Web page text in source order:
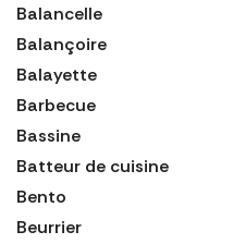
Balancelle
Balançoire
Balayette
Barbecue
Bassine
Batteur de cuisine
Bento
Beurrier